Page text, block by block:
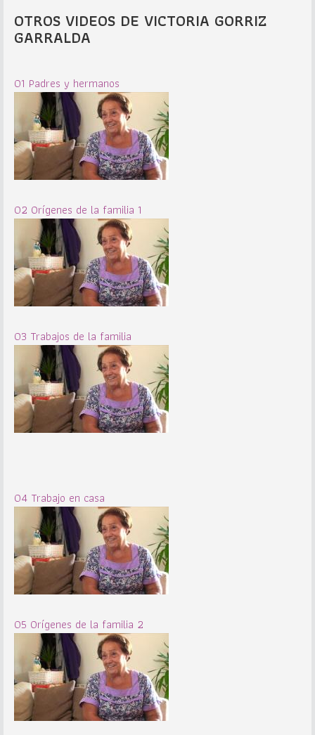
OTROS VIDEOS DE VICTORIA GORRIZ
GARRALDA
01 Padres y hermanos
02 Orígenes de la familia 1
03 Trabajos de la familia
04 Trabajo en casa
05 Orígenes de la familia 2